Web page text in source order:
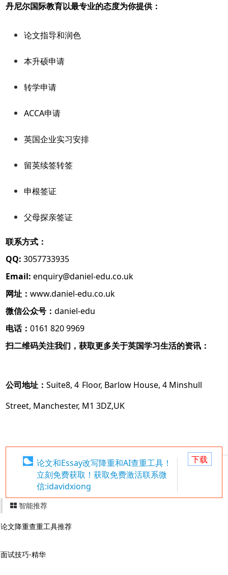
丹尼尔国际教育以最专业的态度为你提供：
论文指导和润色
本升硕申请
转学申请
ACCA申请
英国企业实习安排
留英续签转签
申根签证
父母探亲签证
联系方式：
QQ: 3057733935
Email: enquiry@daniel-edu.co.uk
网址： www.daniel-edu.co.uk
微信公众号： daniel-edu
电话： 0161 820 9969
扫二维码关注我们，获取更多关于英国学习生活的资讯：
公司地址： Suite8, 4th
Floor, Barlow House, 4 Minshull
Street, Manchester, M1 3DZ,UK
论文和Essay改写降重和AI查重工具！
立刻免费获取！获取免费激活联系微
信:idavidxiong
下载
智能推荐
论文降重查重工具推荐
面试技巧-精华